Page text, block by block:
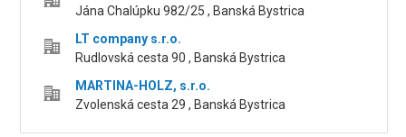
Jána Chalúpku 982/25 , Banská Bystrica
LT company s.r.o.
Rudlovská cesta 90 , Banská Bystrica
MARTINA-HOLZ, s.r.o.
Zvolenská cesta 29 , Banská Bystrica